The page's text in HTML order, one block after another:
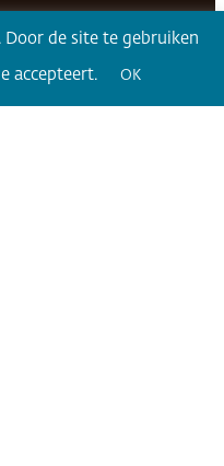
Volg 360Facebook LinkedIn Twitter
. Door de site te gebruiken
accepteert. OK